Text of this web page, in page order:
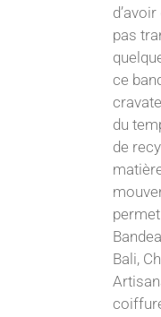
pas
ce
du
de
Bali,